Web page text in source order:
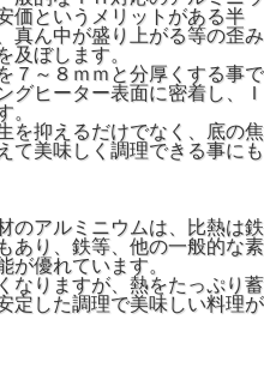
価というメリットがある半
真ん中が盛り上がる等の歪み
及ぼします。
７～８ｍｍと分厚くする事で
グヒーター表面に密着し、Ｉ
。
を抑えるだけでなく、底の焦
て美味しく調理できる事にも
のアルミニウムは、比熱は鉄
あり、鉄等、他の一般的な素
が優れています。
なりますが、熱をたっぷり蓄
定した調理で美味しい料理が